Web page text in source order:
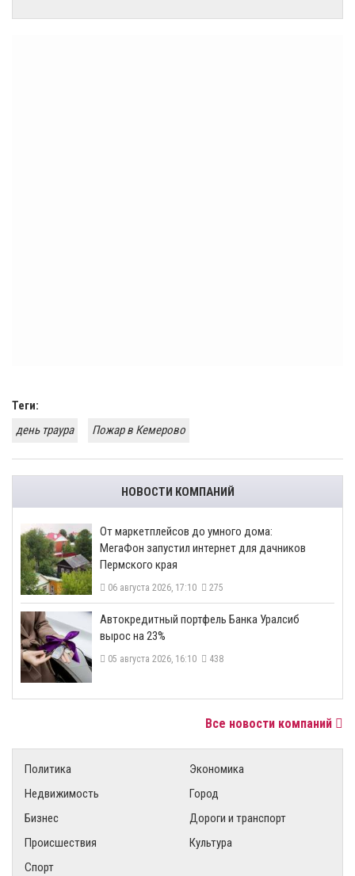
Теги:
день траура
Пожар в Кемерово
НОВОСТИ КОМПАНИЙ
От маркетплейсов до умного дома:
МегаФон запустил интернет для дачников
Пермского края
06 августа 2026, 17:10 275
​Автокредитный портфель Банка Уралсиб
вырос на 23%
05 августа 2026, 16:10 438
Все новости компаний
Политика
Экономика
Недвижимость
Город
Бизнес
Дороги и транспорт
Происшествия
Культура
Спорт